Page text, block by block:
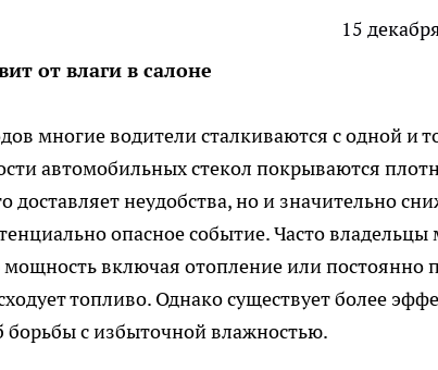
15
от влаги в салоне
многие водители сталкиваются с одной и
автомобильных стекол покрываются
доставляет неудобства, но и значительно
опасное событие. Часто
включая отопление или постоянно
топливо. Однако существует более
борьбы с избыточной влажностью.